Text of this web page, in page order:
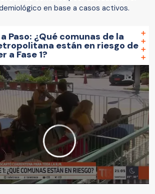
en base a casos activos.
Paso: ¿Qué comunas de la
están en riesgo de
a Fase 1?